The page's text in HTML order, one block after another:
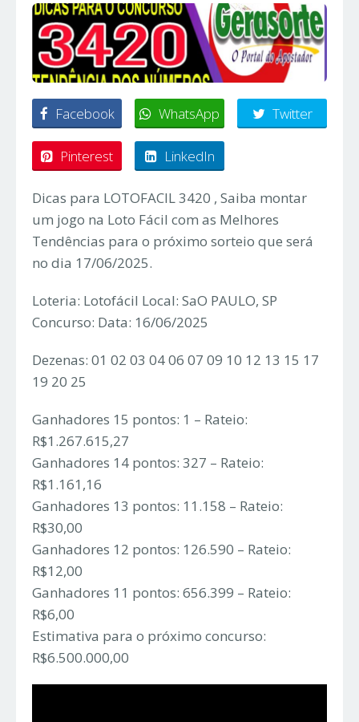
Facebook WhatsApp Twitter
Pinterest LinkedIn
Dicas para LOTOFACIL 3420 , Saiba montar
um jogo na Loto Fácil com as Melhores
Tendências para o próximo sorteio que será
no dia 17/06/2025.
Loteria: Lotofácil Local: SaO PAULO, SP
Concurso: Data: 16/06/2025
Dezenas: 01 02 03 04 06 07 09 10 12 13 15 17
19 20 25
Ganhadores 15 pontos: 1 – Rateio:
R$1.267.615,27
Ganhadores 14 pontos: 327 – Rateio:
R$1.161,16
Ganhadores 13 pontos: 11.158 – Rateio:
R$30,00
Ganhadores 12 pontos: 126.590 – Rateio:
R$12,00
Ganhadores 11 pontos: 656.399 – Rateio:
R$6,00
Estimativa para o próximo concurso:
R$6.500.000,00